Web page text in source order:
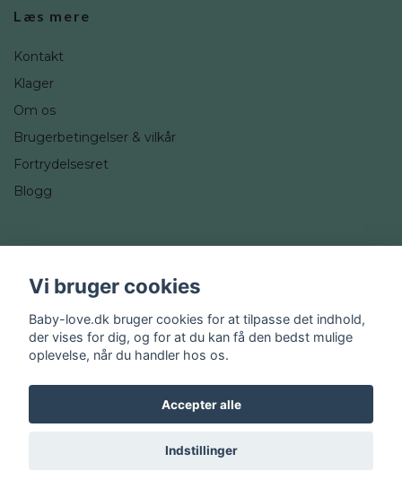
Læs mere
Kontakt
Klager
Om os
Brugerbetingelser & vilkår
Fortrydelsesret
Blogg
Instagram
© 2026 Baby-love.dk
Vi bruger cookies
Baby-love.dk bruger cookies for at tilpasse det indhold,
der vises for dig, og for at du kan få den bedst mulige
oplevelse, når du handler hos os.
Accepter alle
Indstillinger